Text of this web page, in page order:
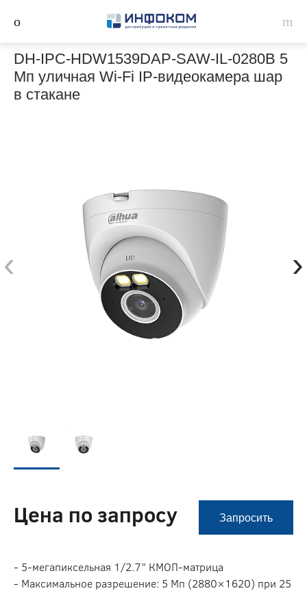
DH-IPC-HDW1539DAP-SAW-IL-0280B 5
Мп уличная Wi-Fi IP-видеокамера шар
в стакане
‹ ›
Цена по запросу Запросить
- 5-мегапиксельная 1/2.7” КМОП-матрица
- Максимальное разрешение: 5 Мп (2880×1620) при 25